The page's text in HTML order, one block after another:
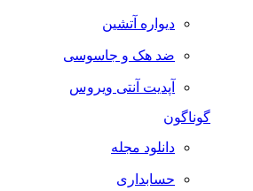
دیواره آتشین
ضد هک و جاسوسی
آپدیت آنتی ویروس
گوناگون
دانلود مجله
حسابداری